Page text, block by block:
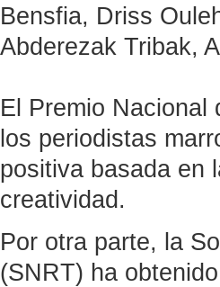
Bensfia, Driss
Abderezak Tribak,
El Premio Nacional
los periodistas
positiva basada en
creatividad.
Por otra parte, la
(SNRT) ha